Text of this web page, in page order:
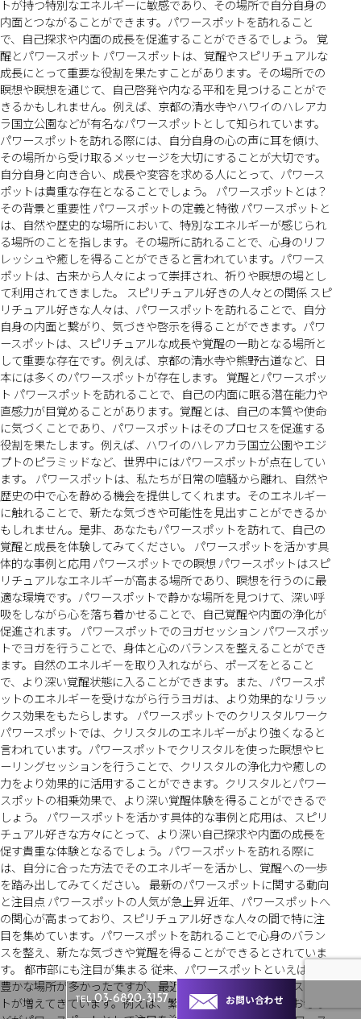
TEL03-6820-3157 お問い合わせ
トが持つ特別なエネルギーに敏感であり、その場所で自分自身の
内面とつながることができます。パワースポットを訪れること
で、自己探求や内面の成長を促進することができるでしょう。 覚
醒とパワースポット パワースポットは、覚醒やスピリチュアルな
成長にとって重要な役割を果たすことがあります。その場所での
瞑想や瞑想を通じて、自己啓発や内なる平和を見つけることがで
きるかもしれません。例えば、京都の清水寺やハワイのハレアカ
ラ国立公園などが有名なパワースポットとして知られています。
パワースポットを訪れる際には、自分自身の心の声に耳を傾け、
その場所から受け取るメッセージを大切にすることが大切です。
自分自身と向き合い、成長や変容を求める人にとって、パワース
ポットは貴重な存在となることでしょう。 パワースポットとは？
その背景と重要性 パワースポットの定義と特徴 パワースポットと
は、自然や歴史的な場所において、特別なエネルギーが感じられ
る場所のことを指します。その場所に訪れることで、心身のリフ
レッシュや癒しを得ることができると言われています。パワース
ポットは、古来から人々によって崇拝され、祈りや瞑想の場とし
て利用されてきました。 スピリチュアル好きの人々との関係 スピ
リチュアル好きな人々は、パワースポットを訪れることで、自分
自身の内面と繋がり、気づきや啓示を得ることができます。パワ
ースポットは、スピリチュアルな成長や覚醒の一助となる場所と
して重要な存在です。例えば、京都の清水寺や熊野古道など、日
本には多くのパワースポットが存在します。 覚醒とパワースポッ
ト パワースポットを訪れることで、自己の内面に眠る潜在能力や
直感力が目覚めることがあります。覚醒とは、自己の本質や使命
に気づくことであり、パワースポットはそのプロセスを促進する
役割を果たします。例えば、ハワイのハレアカラ国立公園やエジ
プトのピラミッドなど、世界中にはパワースポットが点在してい
ます。 パワースポットは、私たちが日常の喧騒から離れ、自然や
歴史の中で心を静める機会を提供してくれます。そのエネルギー
に触れることで、新たな気づきや可能性を見出すことができるか
もしれません。是非、あなたもパワースポットを訪れて、自己の
覚醒と成長を体験してみてください。 パワースポットを活かす具
体的な事例と応用 パワースポットでの瞑想 パワースポットはスピ
リチュアルなエネルギーが高まる場所であり、瞑想を行うのに最
適な環境です。パワースポットで静かな場所を見つけて、深い呼
吸をしながら心を落ち着かせることで、自己覚醒や内面の浄化が
促進されます。 パワースポットでのヨガセッション パワースポッ
トでヨガを行うことで、身体と心のバランスを整えることができ
ます。自然のエネルギーを取り入れながら、ポーズをとること
で、より深い覚醒状態に入ることができます。また、パワースポ
ットのエネルギーを受けながら行うヨガは、より効果的なリラッ
クス効果をもたらします。 パワースポットでのクリスタルワーク
パワースポットでは、クリスタルのエネルギーがより強くなると
言われています。パワースポットでクリスタルを使った瞑想やヒ
ーリングセッションを行うことで、クリスタルの浄化力や癒しの
力をより効果的に活用することができます。クリスタルとパワー
スポットの相乗効果で、より深い覚醒体験を得ることができるで
しょう。 パワースポットを活かす具体的な事例と応用は、スピリ
チュアル好きな方々にとって、より深い自己探求や内面の成長を
促す貴重な体験となるでしょう。パワースポットを訪れる際に
は、自分に合った方法でそのエネルギーを活かし、覚醒への一歩
を踏み出してみてください。 最新のパワースポットに関する動向
と注目点 パワースポットの人気が急上昇 近年、パワースポットへ
の関心が高まっており、スピリチュアル好きな人々の間で特に注
目を集めています。パワースポットを訪れることで心身のバラン
スを整え、新たな気づきや覚醒を得ることができるとされていま
す。 都市部にも注目が集まる 従来、パワースポットといえば自然
豊かな場所が多かったですが、最近では都市部にもパワースポッ
トが増えてきています。例えば、繁華街の中にある神社やお寺な